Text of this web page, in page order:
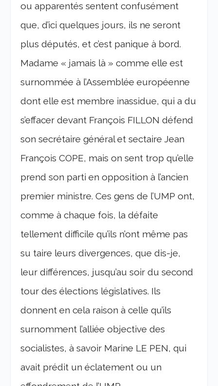
ou apparentés sentent confusément
que, d’ici quelques jours, ils ne seront
plus députés, et c’est panique à bord.
Madame « jamais là » comme elle est
surnommée à l’Assemblée européenne
dont elle est membre inassidue, qui a du
s’effacer devant François FILLON défend
son secrétaire général et sectaire Jean
François COPE, mais on sent trop qu’elle
prend son parti en opposition à l’ancien
premier ministre.Ces gens de l’UMP ont,
comme à chaque fois, la défaite
tellement difficile qu’ils n’ont même pas
su taire leurs divergences, que dis-je,
leur différences, jusqu’au soir du second
tour des élections législatives. Ils
donnent en cela raison à celle qu’ils
surnomment l’alliée objective des
socialistes, à savoir Marine LE PEN, qui
avait prédit un éclatement ou un